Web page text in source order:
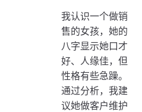
我认识一个做销
售的女孩，她的
八字显示她口才
好、人缘佳，但
性格有些急躁。
通过分析，我建
议她做客户维护